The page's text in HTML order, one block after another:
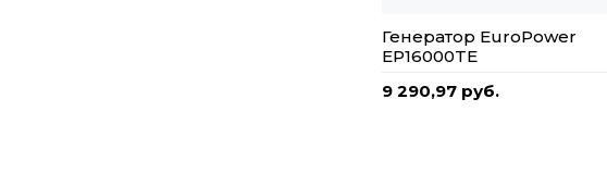
Генератор EuroPower
EP16000TE
9 290,97 руб.